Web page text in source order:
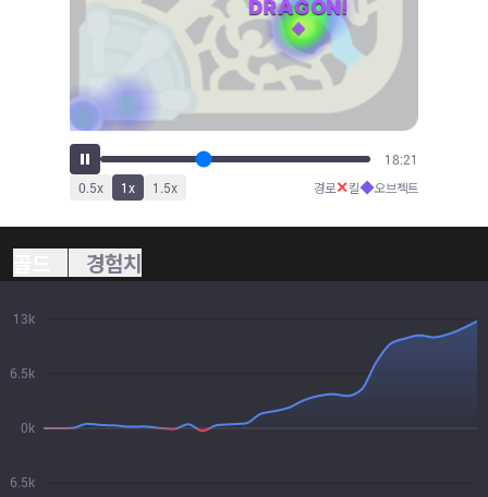
20:13
0.5x 1x 1.5x 경로✕킬◆오브젝트
경험치
6.5k
0k
6.5k
13k